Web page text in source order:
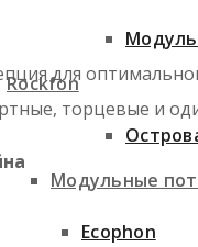
Rockfon
Модульные
Ecophon
для
торцевые и